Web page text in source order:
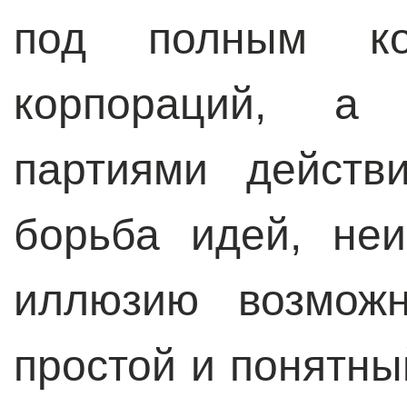
под полным
корпораций, а
партиями
борьба идей,
иллюзию
простой и